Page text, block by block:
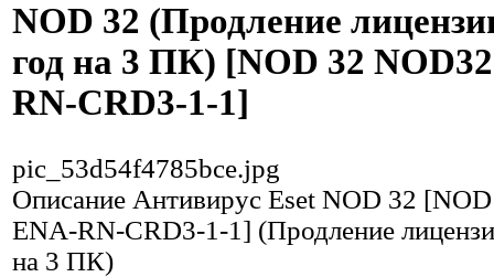
NOD 32 (Продление
год на 3 ПК) [NOD 32
RN-CRD3-1-1]
pic_53d54f4785bce.jpg
Описание Антивирус Eset NOD 32
ENA-RN-CRD3-1-1] (Продление
на 3 ПК)